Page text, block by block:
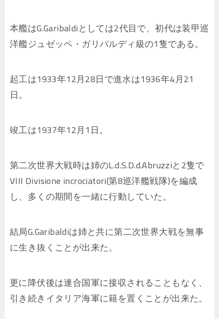
本艦はG.Garibaldiとしては2代目で、初代は装甲巡
洋艦ジュゼッペ・ガリバルディ級の1隻である。
起工は1933年12月28日で進水は1936年4月21
日。
竣工は1937年12月1日。
第二次世界大戦時は姉のL.d.S.D.d.Abruzziと2隻で
VIII Divisione incrociatori(第8巡洋艦戦隊)を編成
し、多くの期間を一緒に行動していた。
結局G.Garibaldiは姉と共に第二次世界大戦を無事
に生き抜くことが出来た。
更に降伏後は連合国軍に接収されることもなく、
引き続きイタリア海軍に籍を置くことが出来た。